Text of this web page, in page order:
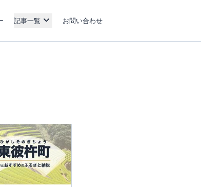
記事一覧 お問い合わせ